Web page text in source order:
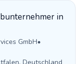
in
GmbH•